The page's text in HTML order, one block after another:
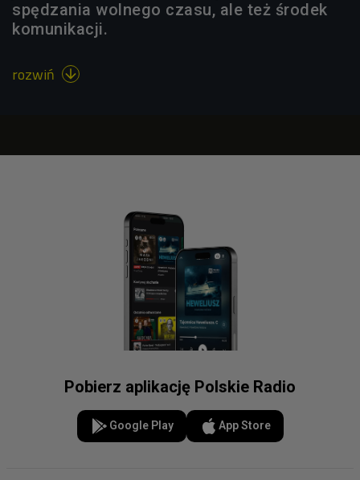
spędzania wolnego czasu, ale też środek
komunikacji.
rozwiń 
Pobierz aplikację Polskie Radio
Google Play App Store